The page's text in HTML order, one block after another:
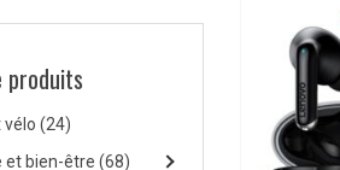
produits
vélo (24)
et bien-être (68)
💄 Beauté, santé
Détente et
💎 Bijoux et
Bagues et
🎧 Electronique
Accessoires de
🏡 Maison et jardin
Animaux de
👶 Maternité et
Accessoires
👚 Mode
Accessoires
👜 Sacs et
Chaussures
🏋️‍♀️ Sports et loisirs
Accessoires de